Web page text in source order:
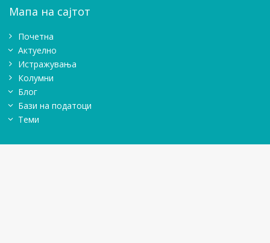
Мапа на сајтот
Почетна
Актуелно
Истражувањa
Колумни
Блог
Бази на податоци
Теми